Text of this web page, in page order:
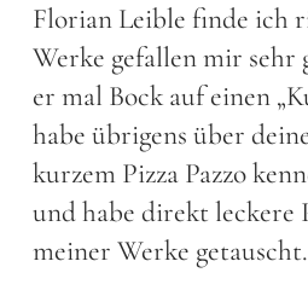
Florian Leible finde ich
Werke gefallen mir
er mal Bock auf einen
habe übrigens über
kurzem Pizza Pazzo
und habe direkt leckere
meiner Werke getauscht.